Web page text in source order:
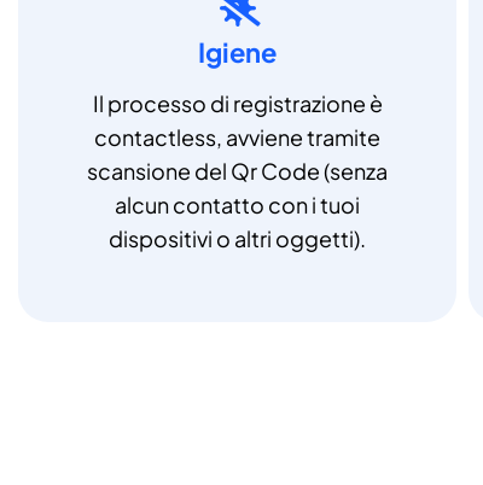
Igiene
Il processo di registrazione è
contactless, avviene tramite
scansione del Qr Code (senza
alcun contatto con i tuoi
dispositivi o altri oggetti).